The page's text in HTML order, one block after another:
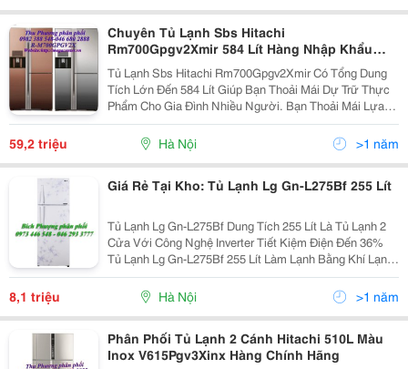
Chuyên Tủ Lạnh Sbs Hitachi
Rm700Gpgv2Xmir 584 Lít Hàng Nhập Khẩu
Thái Lan Giá Rẻ
Tủ Lạnh Sbs Hitachi Rm700Gpgv2Xmir Có Tổng Dung
Tích Lớn Đến 584 Lít Giúp Bạn Thoải Mái Dự Trữ Thực
Phẩm Cho Gia Đình Nhiều Người. Bạn Thoải Mái Lựa
Chọn Và Cất Trữ Các Loại Thực Phẩm Yêu Thích Mà
Không Cần Lo Lắng. Tủ Lạnh Hitachi Rm700Pgv2Xmir C
59,2 triệu Hà Nội >1 năm
Giá Rẻ Tại Kho: Tủ Lạnh Lg Gn-L275Bf 255 Lít
Tủ Lạnh Lg Gn-L275Bf Dung Tích 255 Lít Là Tủ Lạnh 2
Cửa Với Công Nghệ Inverter Tiết Kiệm Điện Đến 36%
Tủ Lạnh Lg Gn-L275Bf 255 Lít Làm Lạnh Bằng Khí Lạnh
Đa Chiều Đảm Bảo Độ Tươi Ngon Của Thực Phẩm. Tủ
Lạnh Lg Gn-L275Bf 255 Lít Với Dung Tích Ch
8,1 triệu Hà Nội >1 năm
Phân Phối Tủ Lạnh 2 Cánh Hitachi 510L Màu
Inox V615Pgv3Xinx Hàng Chính Hãng